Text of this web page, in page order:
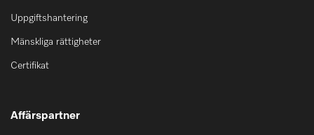
Uppgiftshantering
Mänskliga rättigheter
Certifikat
Affärspartner